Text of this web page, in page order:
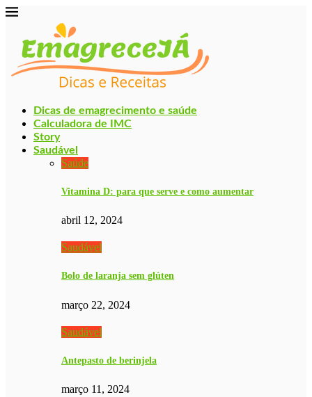
Dicas de emagrecimento e saúde
Calculadora de IMC
Story
Saudável
Saúde
Vitamina D: para que serve e como aumentar
abril 12, 2024
Saudável
Bolo de laranja sem glúten
março 22, 2024
Saudável
Antepasto de berinjela
março 11, 2024